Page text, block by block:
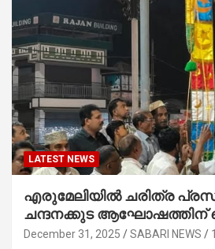
LATEST NEWS
എരുമേലിയിൽ ചരിത്ര
ചന്ദനക്കുട ആഘോഷത്തിന്
December 31, 2025 SABARI NEWS